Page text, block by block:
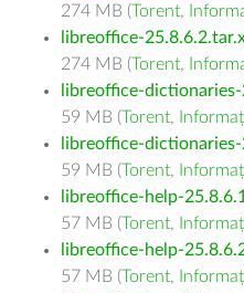
274 MB (Torent,
libreoffice-
274 MB (Torent,
libreoffice-
59 MB (Torent,
libreoffice-
59 MB (Torent,
libreoffice-help-
57 MB (Torent,
libreoffice-help-
57 MB (Torent,